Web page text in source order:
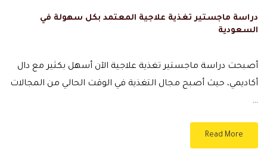
دراسة ماجستير تغذية علاجية المعتمد بكل سهولة في
السعودية
أصبحت دراسة ماجستير تغذية علاجية الآن أسهل بكثير مع دال
أكاديمي، حيث أصبح مجال التغذية في الوقت الحالي من المجالات
…
Read More